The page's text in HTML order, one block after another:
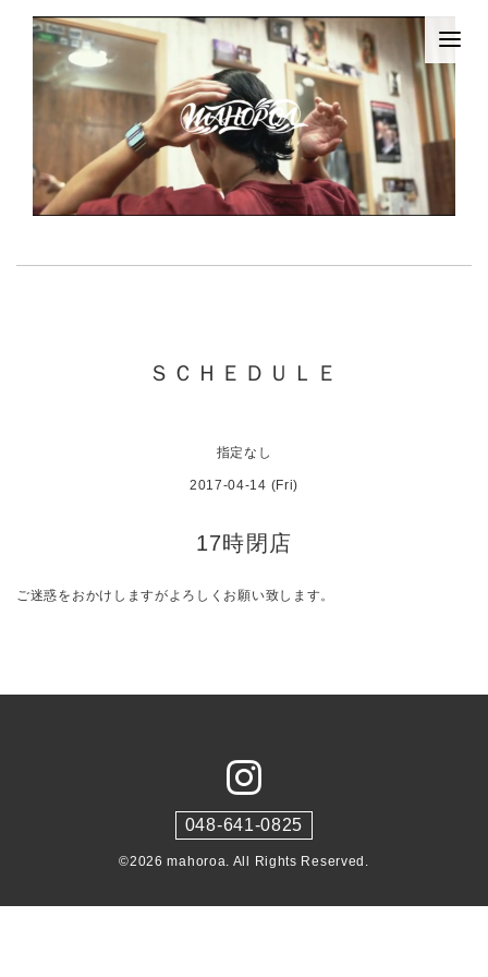
ＳＣＨＥＤＵＬＥ
指定なし
2017-04-14 (Fri)
17時閉店
ご迷惑をおかけしますがよろしくお願い致します。
048-641-0825
©2026mahoroa. All Rights Reserved.